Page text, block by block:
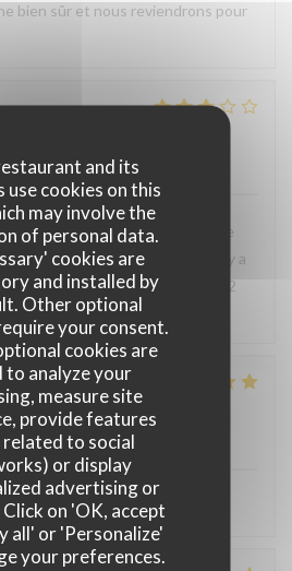
and its
use cookies on this
may involve the
of personal data.
cookies are
and installed by
Other optional
your consent.
cookies are
to analyze your
measure site
provide features
related to social
or display
advertising or
on 'OK, accept
all' or 'Personalize'
your preferences.
bien sûr et nous reviendrons pour
/5 3 Value
le plat et vous dit : "Voilà votre
j'ai juste demandé bien cuit, il y a
de vin dans le verre à 8 euros et 2
je ne reviendrai plus.
2
/5 Food Value
délicieux